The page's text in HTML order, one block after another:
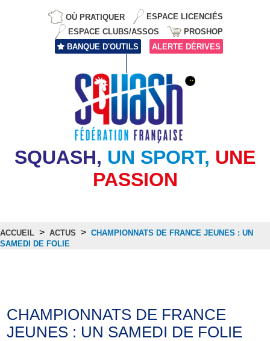
OÙ PRATIQUER
ESPACE LICENCIÉS
ESPACE CLUBS/ASSOS
PROSHOP
BANQUE D'OUTILS
ALERTE DÉRIVES
SQUASH, UN SPORT, UNE
PASSION
ACCUEIL > ACTUS > CHAMPIONNATS DE FRANCE JEUNES : UN
SAMEDI DE FOLIE
CHAMPIONNATS DE FRANCE
JEUNES : UN SAMEDI DE FOLIE